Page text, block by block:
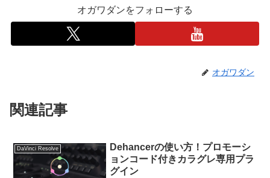
オガワダンをフォローする
オガワダン
関連記事
DaVinci Resolve
Dehancerの使い方！プロモーシ
ョンコード付きカラグレ専用プラ
グイン